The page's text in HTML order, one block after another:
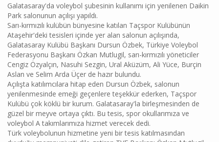
Galatasaray'da voleybol şubesinin kullanımı için yenilenen Daikin
Park salonunun açılışı yapıldı.
Sarı-kırmızılı kulübün bünyesine katılan Taçspor Kulübünün
Ataşehir'deki tesisleri içinde yer alan salonun açılışında,
Galatasaray Kulübü Başkanı Dursun Özbek, Türkiye Voleybol
Federasyonu Başkanı Özkan Mutlugil, sarı-kırmızılı yöneticiler
Cengiz Özyalçın, Nasuhi Sezgin, Ural Aküzüm, Ali Yüce, Burçin
Aslan ve Selim Arda Üçer de hazır bulundu.
Açılışta katılımcılara hitap eden Dursun Özbek, salonun
yenilenmesinde emeği geçenlere teşekkür ederken, Taçspor
Kulübü çok köklü bir kurum. Galatasaray'la birleşmesinden de
güzel bir meyve ortaya çıktı. Bu tesis, spor okullarımıza ve
voleybol A takımlarımıza hizmet verecek dedi.
Türk voleybolunun hizmetine yeni bir tesis katılmasından